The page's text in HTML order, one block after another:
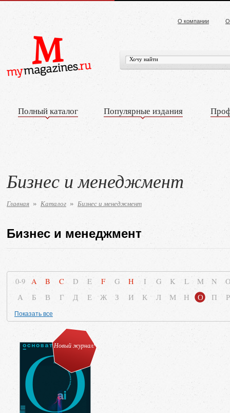
О компании
Полный каталог Популярные издания
Бизнес и менеджмент
Главная » Каталог » Бизнес и менеджмент
Бизнес и менеджмент
0-9 A B C D E F G H I G K L M N
А
Б В Г Д Е Ж З И К Л М Н О П Р
Показать все
Новый журнал!